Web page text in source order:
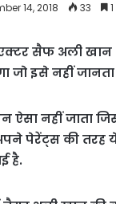
14, 2018 33
सैफ अली खान
जो इसे नहीं जानता
ऐसा नहीं जाता
पेरेंट्स की
है.